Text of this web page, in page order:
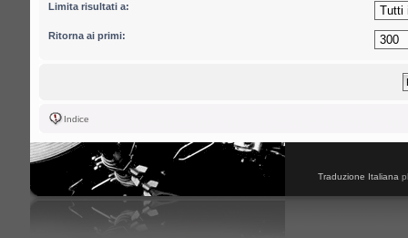
Limita risultati a:
Ritorna ai primi:
Indice
Traduzione Italiana